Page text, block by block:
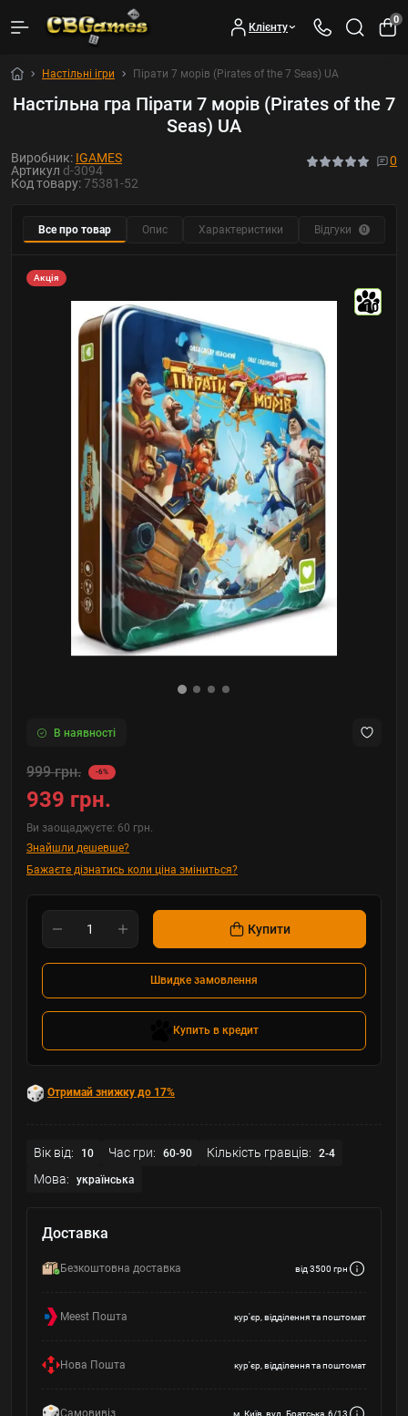
Клієнту
0
Настільні ігри Пірати 7 морів (Pirates of the 7 Seas) UA
Настільна гра Пірати 7 морів (Pirates of the 7
Seas) UA
Виробник: IGAMES
Артикул d-3094
Код товару:75381-52
0
Все про товар Опис Характеристики Відгуки 0
Акція
10
В наявності
999 грн. -6%
939 грн.
Ви заощаджуєте: 60 грн.
Знайшли дешевше?
Бажаєте дізнатись коли ціна зміниться?
Купити
Швидке замовлення
Купить в кредит
Отримай знижку до 17%
Вік від: 10 Час гри: 60-90 Кількість гравців: 2-4
Мова: українська
Доставка
Безкоштовна доставка від 3500 грн
Meest Пошта кур'єр, відділення та поштомат
Нова Пошта кур'єр, відділення та поштомат
Самовивіз м. Київ, вул. Братська, 6/13